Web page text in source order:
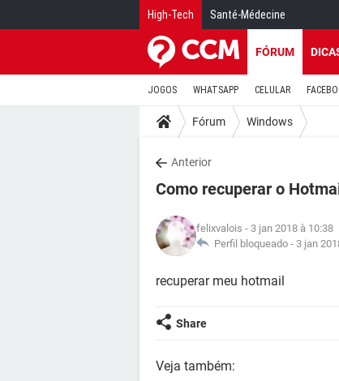
High-Tech Santé-Médecine
FÓRUM
JOGOS WHATSAPP CELULAR
Fórum Windows
Anterior
Como recuperar o
felixvalois - 3 jan 2018 à 10:38
Perfil bloqueado - 3 jan
recuperar meu hotmail
Share
Veja também: